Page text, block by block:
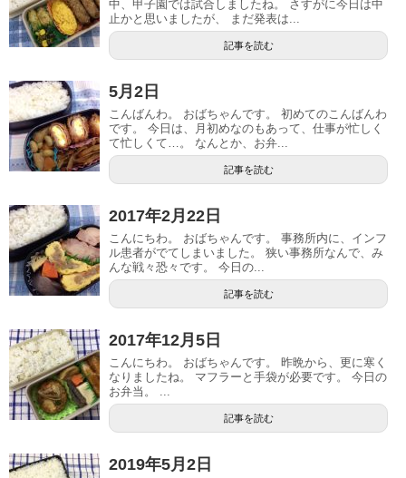
中、甲子園では試合しましたね。 さすがに今日は中
止かと思いましたが、 まだ発表は...
記事を読む
5月2日
こんばんわ。 おばちゃんです。 初めてのこんばんわ
です。 今日は、月初めなのもあって、仕事が忙しく
て忙しくて…。 なんとか、お弁...
記事を読む
2017年2月22日
こんにちわ。 おばちゃんです。 事務所内に、インフ
ル患者がでてしまいました。 狭い事務所なんで、み
んな戦々恐々です。 今日の...
記事を読む
2017年12月5日
こんにちわ。 おばちゃんです。 昨晩から、更に寒く
なりましたね。 マフラーと手袋が必要です。 今日の
お弁当。 ...
記事を読む
2019年5月2日